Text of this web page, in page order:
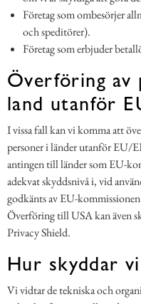
Företag som ombesörjer
och speditörer).
Företag som erbjuder
Överföring av
land utanför
I vissa fall kan vi komma att
personer i länder utanför EU/
antingen till länder som EU-
adekvat skyddsnivå i, vid
godkänts av EU-
Överföring till USA kan även
Privacy Shield.
Hur skyddar
Vi vidtar de tekniska och